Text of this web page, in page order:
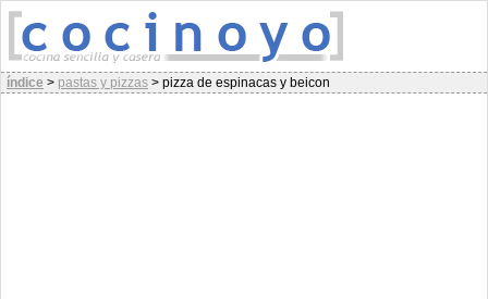
índice > pastas y pizzas > pizza de espinacas y beicon